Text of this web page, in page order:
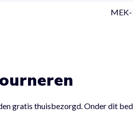
gratis thuisbezorgd. Onder dit